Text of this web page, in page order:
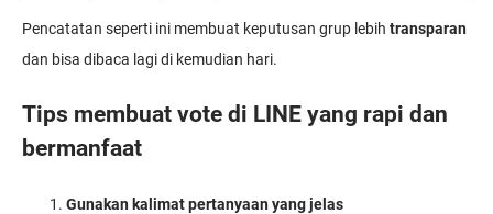
Pencatatan seperti ini membuat keputusan grup lebih transparan
dan bisa dibaca lagi di kemudian hari.
Tips membuat vote di LINE yang rapi dan
bermanfaat
Gunakan kalimat pertanyaan yang jelas